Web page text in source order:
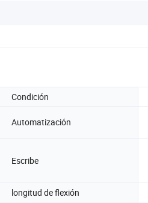
Condición
Automatización
Escribe
longitud de flexión